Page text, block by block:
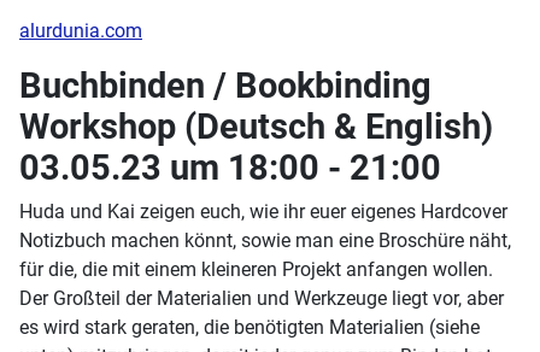
alurdunia.com
Buchbinden / Bookbinding
Workshop (Deutsch & English)
03.05.23 um 18:00 - 21:00
Huda und Kai zeigen euch, wie ihr euer eigenes Hardcover
Notizbuch machen könnt, sowie man eine Broschüre näht,
für die, die mit einem kleineren Projekt anfangen wollen.
Der Großteil der Materialien und Werkzeuge liegt vor, aber
es wird stark geraten, die benötigten Materialien (siehe